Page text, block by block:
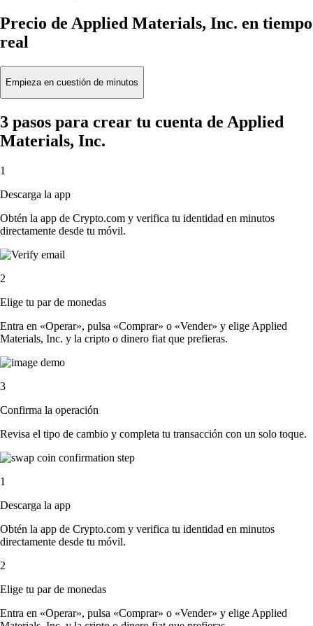
Precio de Applied Materials, Inc. en tiempo
real
Empieza en cuestión de minutos
3 pasos para crear tu cuenta de Applied
Materials, Inc.
1
Descarga la app
Obtén la app de Crypto.com y verifica tu identidad en minutos
directamente desde tu móvil.
2
Elige tu par de monedas
Entra en «Operar», pulsa «Comprar» o «Vender» y elige Applied
Materials, Inc. y la cripto o dinero fiat que prefieras.
3
Confirma la operación
Revisa el tipo de cambio y completa tu transacción con un solo toque.
1
Descarga la app
Obtén la app de Crypto.com y verifica tu identidad en minutos
directamente desde tu móvil.
2
Elige tu par de monedas
Entra en «Operar», pulsa «Comprar» o «Vender» y elige Applied